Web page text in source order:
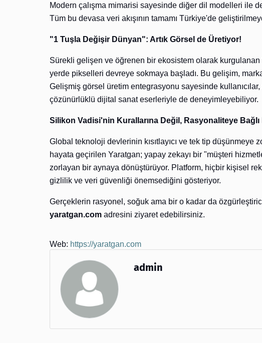
Modern çalışma mimarisi sayesinde diğer dil modelleri ile
Tüm bu devasa veri akışının tamamı Türkiye'de
"1 Tuşla Değişir Dünyan": Artık Görsel de Üretiyor!
Sürekli gelişen ve öğrenen bir ekosistem olarak kurgulanan
yerde pikselleri devreye sokmaya başladı. Bu gelişim,
Gelişmiş görsel üretim entegrasyonu sayesinde
çözünürlüklü dijital sanat eserleriyle de deneyimleyebiliyor.
Silikon Vadisi'nin Kurallarına Değil, Rasyonaliteye
Global teknoloji devlerinin kısıtlayıcı ve tek tip düşünmeye
hayata geçirilen Yaratgan; yapay zekayı bir "müşteri
zorlayan bir aynaya dönüştürüyor. Platform, hiçbir kişisel
gizlilik ve veri güvenliği önemsediğini gösteriyor.
Gerçeklerin rasyonel, soğuk ama bir o kadar da
yaratgan.com adresini ziyaret edebilirsiniz.
Web: https://yaratgan.com
admin